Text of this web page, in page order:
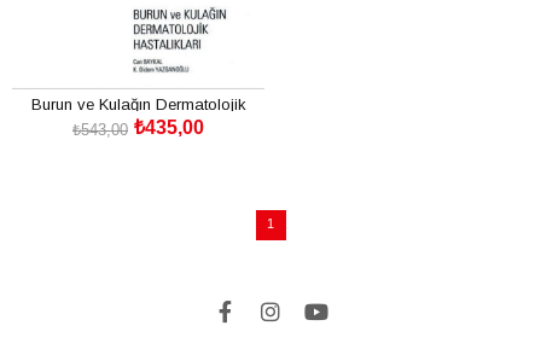
Burun ve Kulağın Dermatolojik
Hastalıkları
₺435,00
₺543,00
1